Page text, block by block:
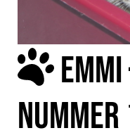
EMMI
NUMMER